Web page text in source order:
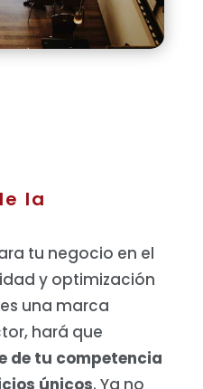
la
tu negocio en el
y optimización
una marca
hará que
de tu competencia
únicos. Ya no